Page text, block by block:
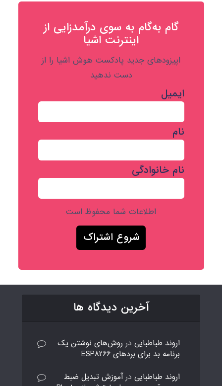
گام به‌گام به‌ سوی درآمدزایی از
اینترنت اشیا
اپیزودهای جدید پادکست هوش اشیا را از
دست ندهید
ایمیل
نام
نام خانوادگی
اطلاعات شما محفوظ است
آخرین دیدگاه ها
اروند طباطبایی در روش‌های نوشتن یک
برنامه بد برای بردهای ESP8266
اروند طباطبایی در آموزش تبدیل ضبط